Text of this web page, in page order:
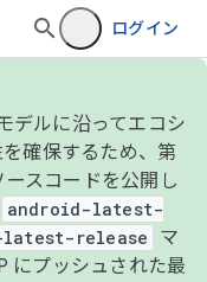
ログイン
デルに沿ってエコシ
確保するため、第
スコードを公開し
android-latest-
latest-release
マ
にプッシュされた最